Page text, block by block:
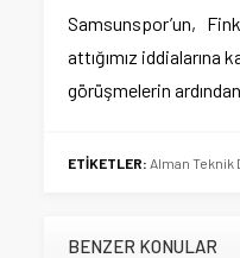
Samsunspor’un,
attığımız iddialarına
görüşmelerin
ETİKETLER: Alman
BENZER KONULAR